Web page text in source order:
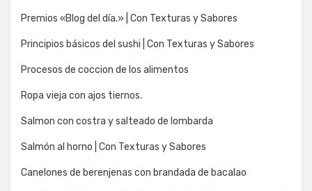
Premios «Blog del día.» | Con Texturas y Sabores
Principios básicos del sushi | Con Texturas y Sabores
Procesos de coccion de los alimentos
Ropa vieja con ajos tiernos.
Salmon con costra y salteado de lombarda
Salmón al horno | Con Texturas y Sabores
Canelones de berenjenas con brandada de bacalao